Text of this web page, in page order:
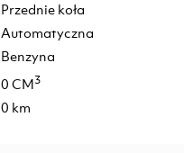
Przednie koła
Automatyczna
Benzyna
0 CM3
0 km